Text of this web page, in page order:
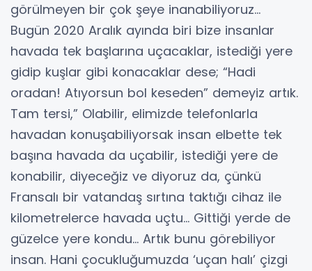
görülmeyen bir çok şeye inanabiliyoruz…
Bugün 2020 Aralık ayında biri bize insanlar
havada tek başlarına uçacaklar, istediği yere
gidip kuşlar gibi konacaklar dese; “Hadi
oradan! Atıyorsun bol keseden” demeyiz artık.
Tam tersi,” Olabilir, elimizde telefonlarla
havadan konuşabiliyorsak insan elbette tek
başına havada da uçabilir, istediği yere de
konabilir, diyeceğiz ve diyoruz da, çünkü
Fransalı bir vatandaş sırtına taktığı cihaz ile
kilometrelerce havada uçtu… Gittiği yerde de
güzelce yere kondu… Artık bunu görebiliyor
insan. Hani çocukluğumuzda ‘uçan halı’ çizgi